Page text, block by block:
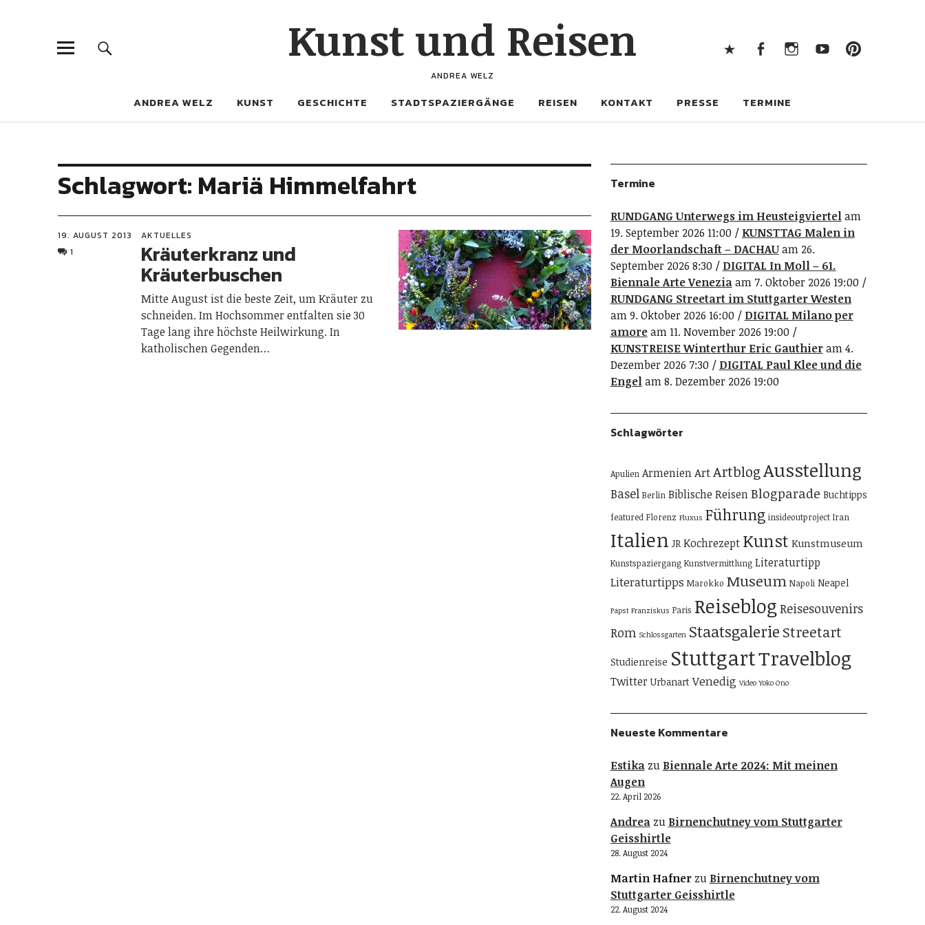
Kunst und Reisen
ANDREA WELZ
ANDREA WELZ KUNST GESCHICHTE STADTSPAZIERGÄNGE REISEN KONTAKT PRESSE TERMINE
Schlagwort: Mariä Himmelfahrt
19. AUGUST 2013
1
AKTUELLES
Kräuterkranz und
Kräuterbuschen
Mitte August ist die beste Zeit, um Kräuter zu
schneiden. Im Hochsommer entfalten sie 30
Tage lang ihre höchste Heilwirkung. In
katholischen Gegenden…
Termine
RUNDGANG Unterwegs im Heusteigviertelam
19. September 2026 11:00
KUNSTTAG Malen in
der Moorlandschaft – DACHAUam 26.
September 2026 8:30
DIGITAL In Moll – 61.
Biennale Arte Veneziaam 7. Oktober 2026 19:00
RUNDGANG Streetart im Stuttgarter Westen
am 9. Oktober 2026 16:00
DIGITAL Milano per
amoream 11. November 2026 19:00
KUNSTREISE Winterthur Eric Gauthieram 4.
Dezember 2026 7:30
DIGITAL Paul Klee und die
Engelam 8. Dezember 2026 19:00
Schlagwörter
Apulien ArmenienArtArtblogAusstellung
Basel Berlin Biblische ReisenBlogparade Buchtipps
featured Florenz Fluxus Führung insideoutproject Iran
Italien JR Kochrezept Kunst Kunstmuseum
Kunstspaziergang Kunstvermittlung Literaturtipp
Literaturtipps Marokko Museum Napoli Neapel
Papst Franziskus Paris Reiseblog Reisesouvenirs
Rom Schlossgarten Staatsgalerie Streetart
Studienreise StuttgartTravelblog
Twitter Urbanart Venedig Video Yoko Ono
Neueste Kommentare
Estikazu Biennale Arte 2024: Mit meinen
Augen
22. April 2026
Andreazu Birnenchutney vom Stuttgarter
Geisshirtle
28. August 2024
Martin Hafnerzu Birnenchutney vom
Stuttgarter Geisshirtle
22. August 2024